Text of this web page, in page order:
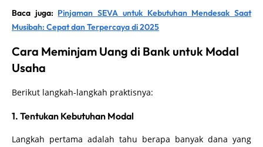
Baca juga: Pinjaman SEVA untuk Kebutuhan Mendesak Saat
Musibah: Cepat dan Terpercaya di 2025
Cara Meminjam Uang di Bank untuk Modal
Usaha
Berikut langkah-langkah praktisnya:
1. Tentukan Kebutuhan Modal
Langkah pertama adalah tahu berapa banyak dana yang